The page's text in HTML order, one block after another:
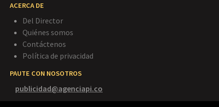
ACERCA DE
Del Director
Quiénes somos
Contáctenos
Política de privacidad
PAUTE CON NOSOTROS
publicidad@agenciapi.co